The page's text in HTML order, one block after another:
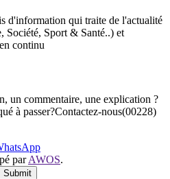
d'information qui traite de l'actualité
Société, Sport & Santé..) et
continu
un commentaire, une explication ?
à passer?Contactez-nous(00228)
parAWOS.
Submit